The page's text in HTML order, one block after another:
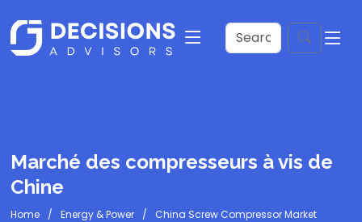
Marché des compresseurs à vis de
Chine
Home Energy & Power China Screw Compressor Market